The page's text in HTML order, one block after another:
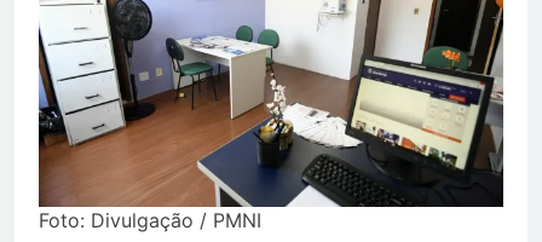
Foto: Divulgação / PMNI